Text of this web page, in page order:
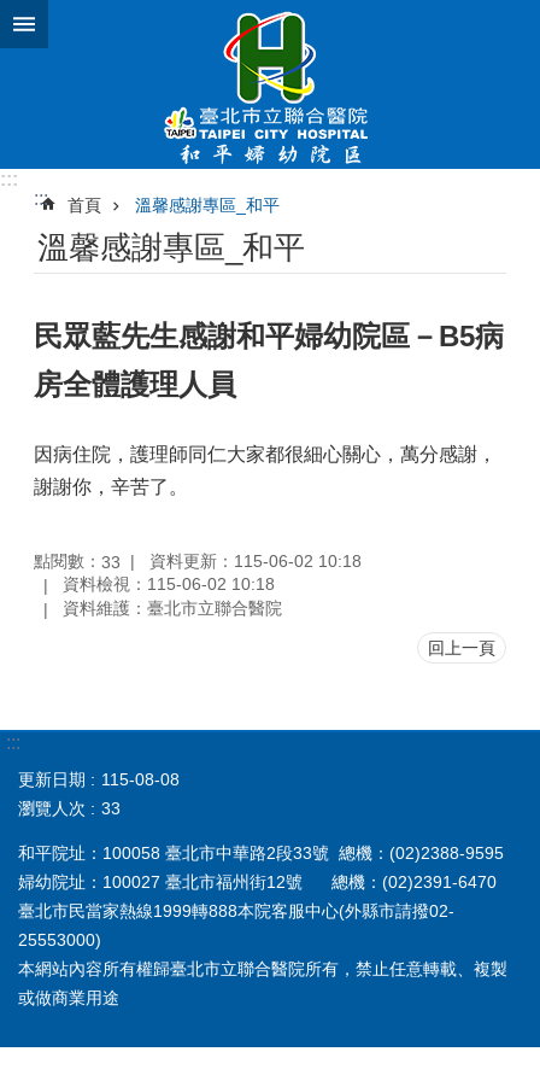
跳到主要內容區塊
:::
:::
首頁 溫馨感謝專區_和平
溫馨感謝專區_和平
民眾藍先生感謝和平婦幼院區－B5病
房全體護理人員
因病住院，護理師同仁大家都很細心關心，萬分感謝，
謝謝你，辛苦了。
點閱數： 33
資料更新：115-06-02 10:18
資料檢視：115-06-02 10:18
資料維護：臺北市立聯合醫院
回上一頁
:::
更新日期
115-08-08
瀏覽人次
33
和平院址：100058 臺北市中華路2段33號 總機：(02)2388-9595
婦幼院址：100027 臺北市福州街12號 總機：(02)2391-6470
臺北市民當家熱線1999轉888本院客服中心(外縣市請撥02-
25553000)
本網站內容所有權歸臺北市立聯合醫院所有，禁止任意轉載、複製
或做商業用途